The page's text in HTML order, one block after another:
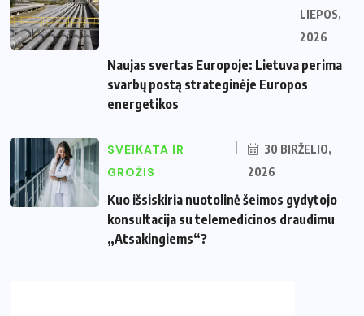
LIEPOS,
2026
Naujas svertas Europoje: Lietuva perima
svarbų postą strateginėje Europos
energetikos
SVEIKATA IR
GROŽIS
30 BIRŽELIO,
2026
Kuo išsiskiria nuotolinė šeimos gydytojo
konsultacija su telemedicinos draudimu
„Atsakingiems“?